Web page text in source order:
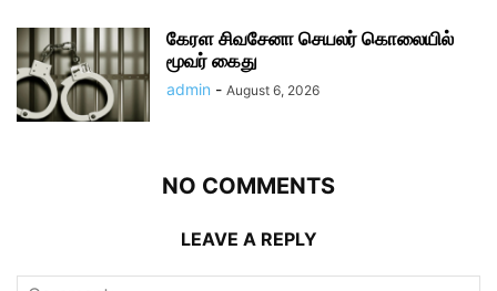
கேரள சிவசேனா செயலர் கொலையில்
மூவர் கைது
admin - August 6, 2026
NO COMMENTS
LEAVE A REPLY